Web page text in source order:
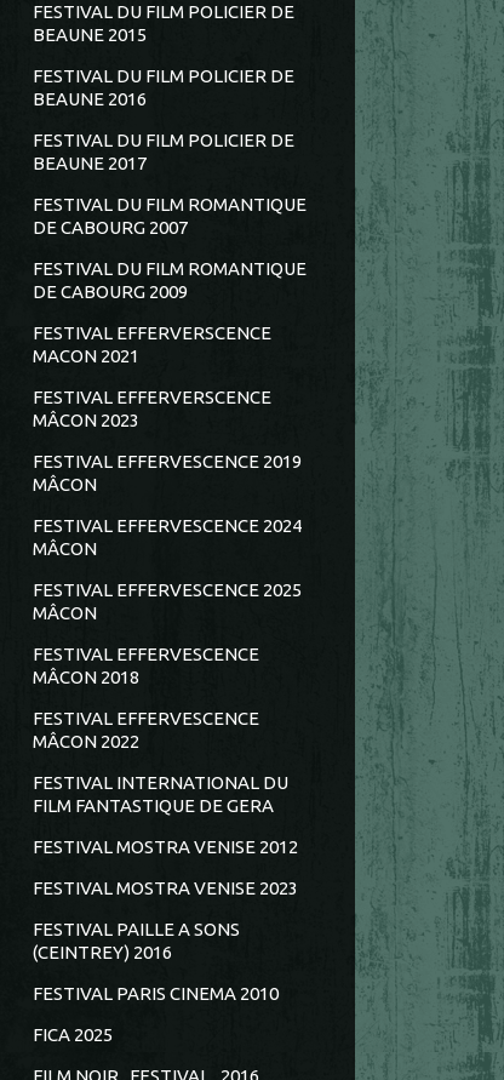
FESTIVAL DU FILM POLICIER DE
BEAUNE 2015
FESTIVAL DU FILM POLICIER DE
BEAUNE 2016
FESTIVAL DU FILM POLICIER DE
BEAUNE 2017
FESTIVAL DU FILM ROMANTIQUE
DE CABOURG 2007
FESTIVAL DU FILM ROMANTIQUE
DE CABOURG 2009
FESTIVAL EFFERVERSCENCE
MACON 2021
FESTIVAL EFFERVERSCENCE
MÂCON 2023
FESTIVAL EFFERVESCENCE 2019
MÂCON
FESTIVAL EFFERVESCENCE 2024
MÂCON
FESTIVAL EFFERVESCENCE 2025
MÂCON
FESTIVAL EFFERVESCENCE
MÂCON 2018
FESTIVAL EFFERVESCENCE
MÂCON 2022
FESTIVAL INTERNATIONAL DU
FILM FANTASTIQUE DE GERA
FESTIVAL MOSTRA VENISE 2012
FESTIVAL MOSTRA VENISE 2023
FESTIVAL PAILLE A SONS
(CEINTREY) 2016
FESTIVAL PARIS CINEMA 2010
FICA 2025